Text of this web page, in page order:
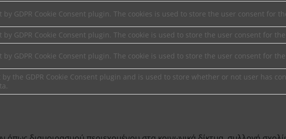
by GDPR Cookie Consent plugin. The cookies is used to store the user consent for
by GDPR Cookie Consent plugin. The cookie is used to store the user consent for
by GDPR Cookie Consent plugin. The cookie is used to store the user consent for
by the GDPR Cookie Consent plugin and is used to store whether or not user has